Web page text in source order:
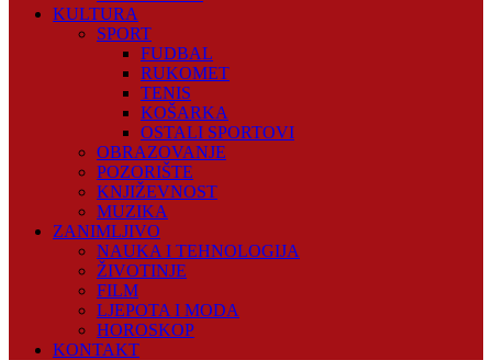
KULTURA
SPORT
FUDBAL
RUKOMET
TENIS
KOŠARKA
OSTALI SPORTOVI
OBRAZOVANJE
POZORIŠTE
KNJIŽEVNOST
MUZIKA
ZANIMLJIVO
NAUKA I TEHNOLOGIJA
ŽIVOTINJE
FILM
LJEPOTA I MODA
HOROSKOP
KONTAKT